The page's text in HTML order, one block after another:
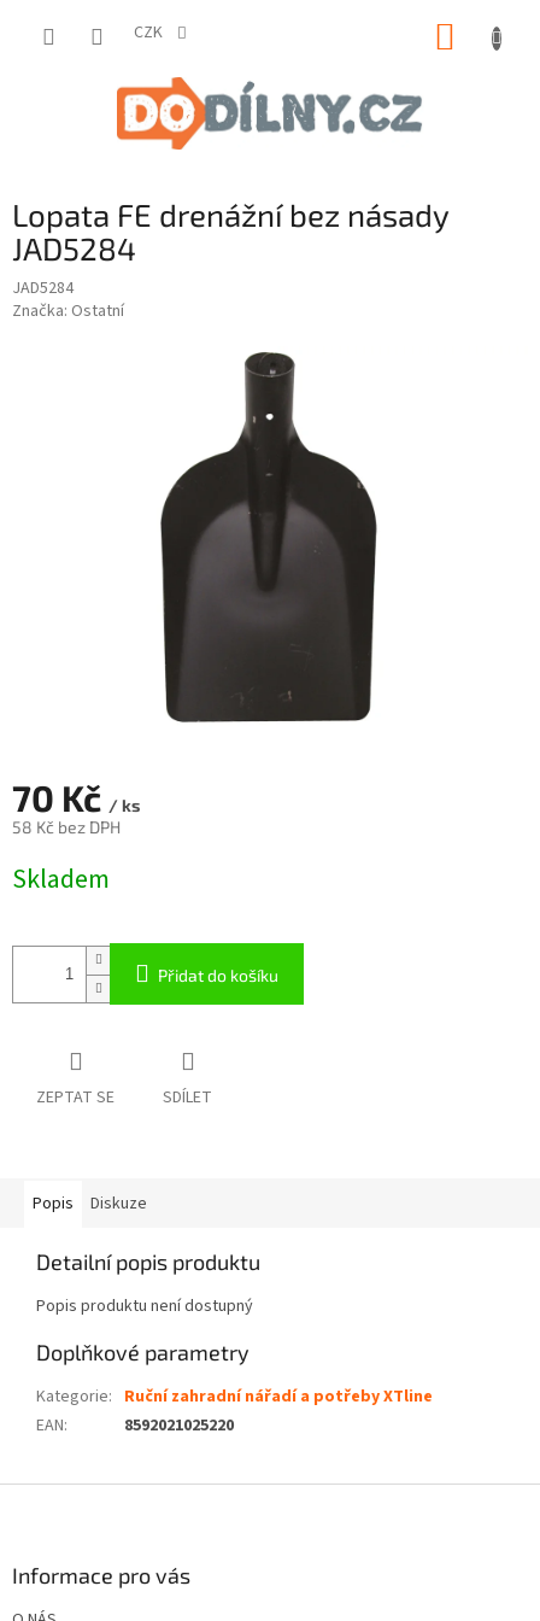
CZK
Lopata FE drenážní bez násady
JAD5284
JAD5284
Značka: Ostatní
70 Kč / ks
58 Kč bez DPH
cena:
Skladem
Přidat do košíku
ZEPTAT SE SDÍLET
Popis Diskuze
Detailní popis produktu
Popis produktu není dostupný
Doplňkové parametry
Kategorie: Ruční zahradní nářadí a potřeby XTline
EAN: 8592021025220
Informace pro vás